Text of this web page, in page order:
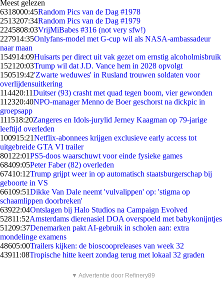
Meest gelezen
6318000:45Random Pics van de Dag #1978
2513207:34Random Pics van de Dag #1979
2245808:03VrijMiBabes #316 (not very sfw!)
227914:35Onlyfans-model met G-cup wil als NASA-ambassadeur
naar maan
154914:09Huisarts per direct uit vak gezet om ernstig alcoholmisbruik
1521 20:03Trump wil dat J.D. Vance hem in 2028 opvolgt
150519:42'Zwarte weduwes' in Rusland trouwen soldaten voor
overlijdensuitkering
114420:11Duitser (93) crasht met quad tegen boom, vier gewonden
112320:40NPO-manager Menno de Boer geschorst na dickpic in
groepsapp
111518:20Zangeres en Idols-jurylid Jerney Kaagman op 79-jarige
leeftijd overleden
100915:21Netflix-abonnees krijgen exclusieve early access tot
uitgebreide GTA VI trailer
801 22:01PS5-doos waarschuwt voor einde fysieke games
68409:05Peter Faber (82) overleden
67410:12Trump grijpt weer in op automatisch staatsburgerschap bij
geboorte in VS
66109:51Dikke Van Dale neemt 'vulvalippen' op: 'stigma op
schaamlippen doorbreken'
63922:04Ontslagen bij Halo Studios na Campaign Evolved
52811:52Amsterdams dierenasiel DOA overspoeld met babykonijntjes
51209:37Denemarken pakt AI-gebruik in scholen aan: extra
mondelinge examens
48605:00Trailers kijken: de bioscoopreleases van week 32
43911:08Tropische hitte keert zondag terug met lokaal 32 graden
▼ Advertentie door Refinery89